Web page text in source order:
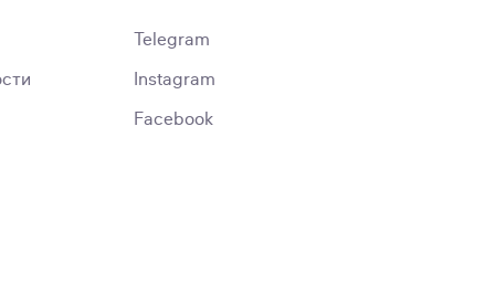
Telegram
Instagram
Facebook